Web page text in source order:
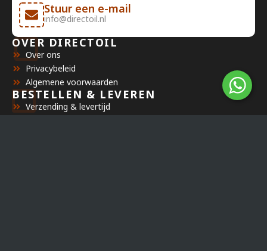
Stuur een e-mail
info@directoil.nl
OVER DIRECTOIL
Over ons
Privacybeleid
Algemene voorwaarden
BESTELLEN & LEVEREN
Verzending & levertijd